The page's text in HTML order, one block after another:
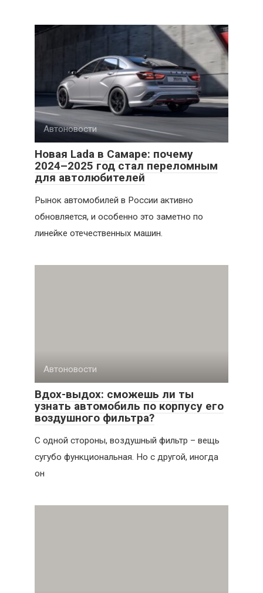
Автоновости
Новая Lada в Самаре: почему
2024–2025 год стал переломным
для автолюбителей
Рынок автомобилей в России активно
обновляется, и особенно это заметно по
линейке отечественных машин.
Автоновости
Вдох-выдох: сможешь ли ты
узнать автомобиль по корпусу его
воздушного фильтра?
С одной стороны, воздушный фильтр – вещь
сугубо функциональная. Но с другой, иногда
он